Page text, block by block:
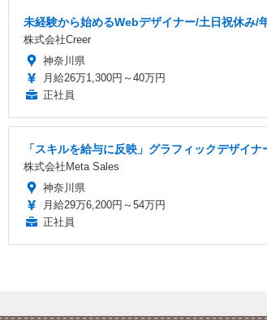
未経験から始めるWebデザイナー/土日祝休み/
株式会社Creer
神奈川県
月給26万1,300円～40万円
正社員
「スキルを給与に反映」グラフィックデザ
株式会社Meta Sales
神奈川県
月給29万6,200円～54万円
正社員